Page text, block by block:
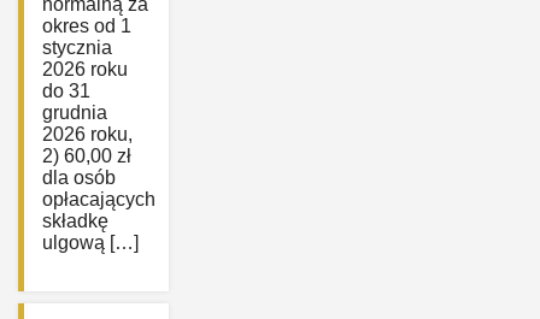
normalną za
okres od 1
stycznia
2026 roku
do 31
grudnia
2026 roku,
2) 60,00 zł
dla osób
opłacających
składkę
ulgową […]